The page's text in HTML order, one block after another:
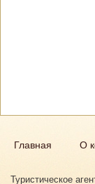
Главная О
Туристическое